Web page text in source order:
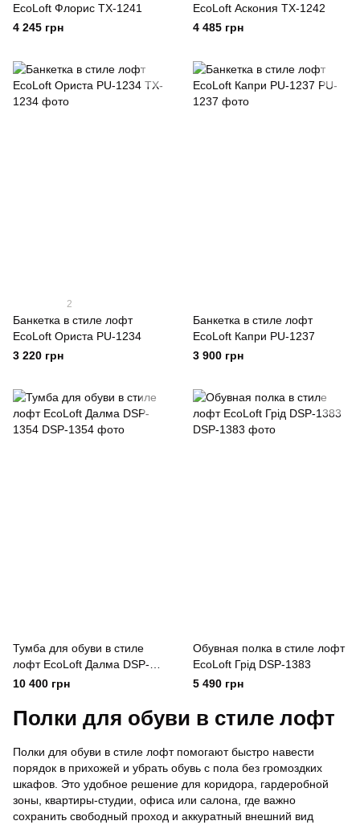
EcoLoft Флорис TX-1241
4 245 грн
EcoLoft Аскония TX-1242
4 485 грн
2
Банкетка в стиле лофт
EcoLoft Ориста PU-1234
3 220 грн
Банкетка в стиле лофт
EcoLoft Капри PU-1237
3 900 грн
Тумба для обуви в стиле
лофт EcoLoft Далма DSP-
1354
10 400 грн
Обувная полка в стиле лофт
EcoLoft Грід DSP-1383
5 490 грн
Полки для обуви в стиле лофт
Полки для обуви в стиле лофт помогают быстро навести
порядок в прихожей и убрать обувь с пола без громоздких
шкафов. Это удобное решение для коридора, гардеробной
зоны, квартиры-студии, офиса или салона, где важно
сохранить свободный проход и аккуратный внешний вид